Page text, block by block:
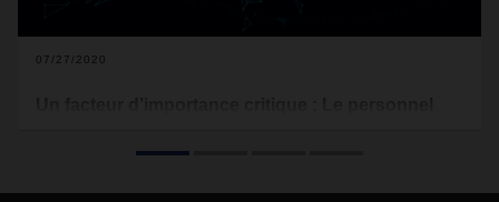
07/27/2020
progressive de l’économie, l’importance cruciale de chaînes